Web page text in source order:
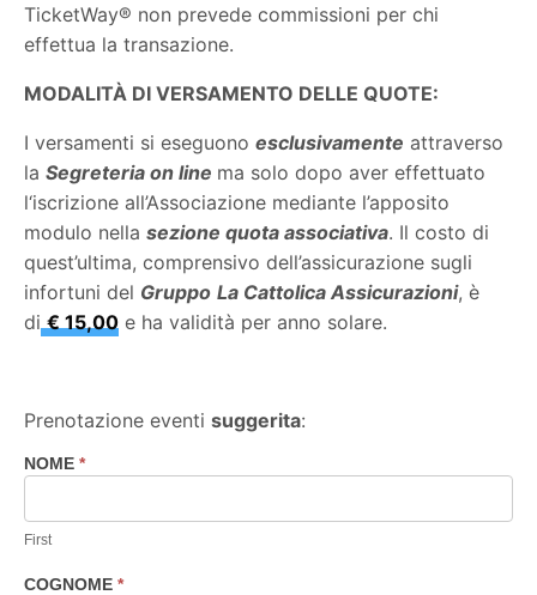
TicketWay® non prevede commissioni per chi
effettua la transazione.
MODALITÀ DI VERSAMENTO DELLE QUOTE:
I versamenti si eseguonoesclusivamente attraverso
laSegreteria on line ma solo dopo aver effettuato
l‘iscrizione all’Associazione mediante l’apposito
modulo nellasezione quota associativa. Il costo di
quest’ultima, comprensivo dell’assicurazione sugli
infortuni del Gruppo La Cattolica Assicurazioni, è
di € 15,00 e ha validità per anno solare.
Prenotazione eventisuggerita:
Prenotazione
consigliata
NOME *
First
COGNOME *